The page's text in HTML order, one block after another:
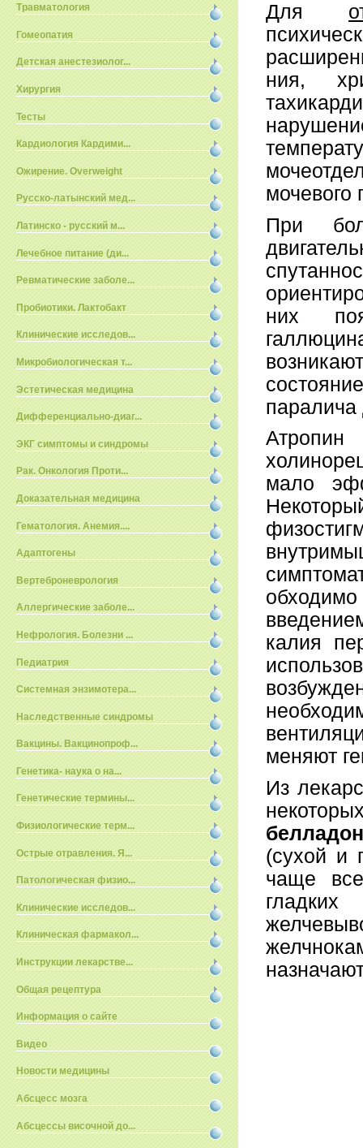
Травматология
Гомеопатия
Детская анестезиолог...
Хирургия
Тесты
Кардиология Кардими...
Ожирение. Overweight
Русско-латынский мед...
Латинско - русский м...
Лечебное питание (ди...
Ревматические заболе...
Пробиотики. Лактобакт
Клинические исследов...
Микробиологическая т...
Эстетическая медицина
Дифференциально-диаг...
ЭКГ симптомы и синдромы
Рак. Онкология Проти...
Доказательная медицина
Гематология. Анемия....
Адаптогены
Вертеброневрология
Аллергические заболе...
Нефрология. Болезни ...
Педиатрия
Системная энзимотера...
Наследственные синдромы
Вакцины. Вакцинопроф...
Генетика- наука о на...
Генетические термины...
Физиологические терм...
Острые отравления. Я...
Патологическая физио...
Клинические исследов...
Клиническая фармакол...
Инструкции лекарстве...
Общая рецептура
Информация о сайте
Видео
Новости медицины
Абсцесс мозга
Абсцессы височной до...
Для
ния,
мочевого
При
них
паралича
мало
калия
меняют
Из
(сухой и
чаще